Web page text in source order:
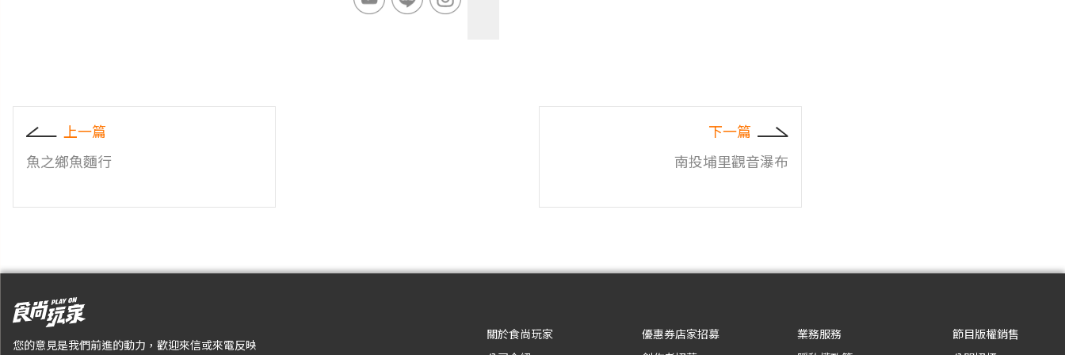
上一篇
魚之鄉魚麵行
下一篇
南投埔里觀音瀑布
您的意見是我們前進的動力，歡迎來信或來電反映
關於食尚玩家
優惠券店家招募
業務服務
節目版權銷售